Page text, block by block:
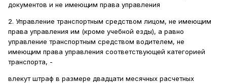
документов и не имеющим права управления
2. Управление транспортным средством лицом, не имеющим
права управления им (кроме учебной езды), а равно
управление транспортным средством водителем, не
имеющим права управления соответствующей категорией
транспорта, -
влекут штраф в размере двадцати месячных расчетных